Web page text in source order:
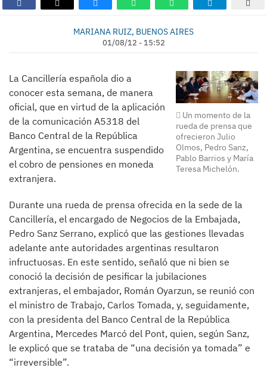
MARIANA RUIZ, BUENOS AIRES
01/08/12 - 15:52
Un momento de la
rueda de prensa que
ofrecieron Julio
Olmos, Pedro Sanz,
Pablo Barrios y María
Teresa Michelón.
La Cancillería española dio a
conocer esta semana, de manera
oficial, que en virtud de la aplicación
de la comunicación A5318 del
Banco Central de la República
Argentina, se encuentra suspendido
el cobro de pensiones en moneda
extranjera.
Durante una rueda de prensa ofrecida en la sede de la
Cancillería, el encargado de Negocios de la Embajada,
Pedro Sanz Serrano, explicó que las gestiones llevadas
adelante ante autoridades argentinas resultaron
infructuosas. En este sentido, señaló que ni bien se
conoció la decisión de pesificar la jubilaciones
extranjeras, el embajador, Román Oyarzun, se reunió con
el ministro de Trabajo, Carlos Tomada, y, seguidamente,
con la presidenta del Banco Central de la República
Argentina, Mercedes Marcó del Pont, quien, según Sanz,
le explicó que se trataba de “una decisión ya tomada” e
“irreversible”.